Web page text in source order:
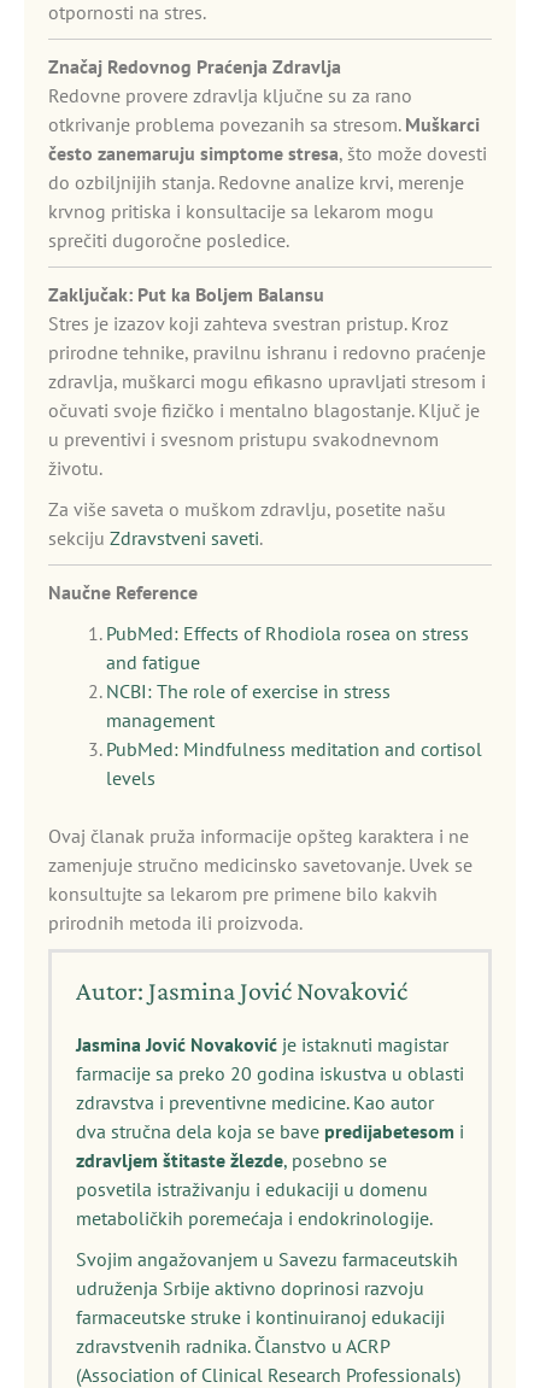
otpornosti na stres.
Značaj Redovnog Praćenja Zdravlja
Redovne provere zdravlja ključne su za rano
otkrivanje problema povezanih sa stresom. Muškarci
često zanemaruju simptome stresa, što može dovesti
do ozbiljnijih stanja. Redovne analize krvi, merenje
krvnog pritiska i konsultacije sa lekarom mogu
sprečiti dugoročne posledice.
Zaključak: Put ka Boljem Balansu
Stres je izazov koji zahteva svestran pristup. Kroz
prirodne tehnike, pravilnu ishranu i redovno praćenje
zdravlja, muškarci mogu efikasno upravljati stresom i
očuvati svoje fizičko i mentalno blagostanje. Ključ je
u preventivi i svesnom pristupu svakodnevnom
životu.
Za više saveta o muškom zdravlju, posetite našu
sekciju Zdravstveni saveti.
Naučne Reference
PubMed: Effects of Rhodiola rosea on stress
and fatigue
NCBI: The role of exercise in stress
management
PubMed: Mindfulness meditation and cortisol
levels
Ovaj članak pruža informacije opšteg karaktera i ne
zamenjuje stručno medicinsko savetovanje. Uvek se
konsultujte sa lekarom pre primene bilo kakvih
prirodnih metoda ili proizvoda.
Autor: Jasmina Jović Novaković
Jasmina Jović Novaković je istaknuti magistar
farmacije sa preko 20 godina iskustva u oblasti
zdravstva i preventivne medicine. Kao autor
dva stručna dela koja se bave predijabetesom i
zdravljem štitaste žlezde, posebno se
posvetila istraživanju i edukaciji u domenu
metaboličkih poremećaja i endokrinologije.
Svojim angažovanjem u Savezu farmaceutskih
udruženja Srbije aktivno doprinosi razvoju
farmaceutske struke i kontinuiranoj edukaciji
zdravstvenih radnika. Članstvo u ACRP
(Association of Clinical Research Professionals)